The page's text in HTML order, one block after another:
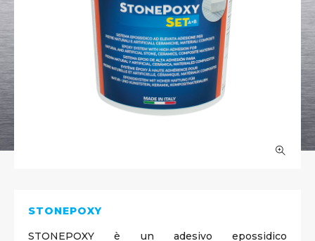
STONEPOXY
STONEPOXY è un adesivo epossidico